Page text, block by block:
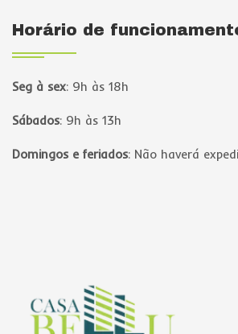
Horário de
Seg à sex: 9h às 18h
Sábados: 9h às 13h
Domingos e feriados: Não haverá